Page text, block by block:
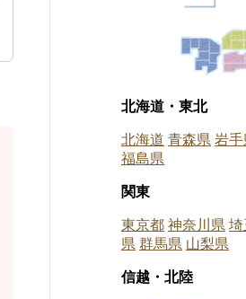
北海道・東北
北海道 青森県 岩手
福島県
関東
東京都 神奈川県 埼
県 群馬県 山梨県
信越・北陸